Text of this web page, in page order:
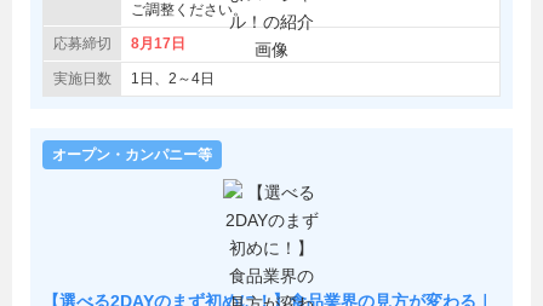
ご調整ください。
応募締切
8月17日
実施日数 1日、2～4日
オープン・カンパニー等
【選べる2DAYのまず初めに！】食品業界の見方が変わる｜